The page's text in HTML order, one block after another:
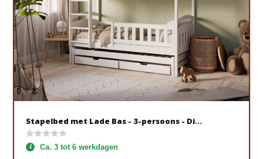
Stapelbed met Lade Bas - 3-persoons - Di...
Ca. 3 tot 6 werkdagen